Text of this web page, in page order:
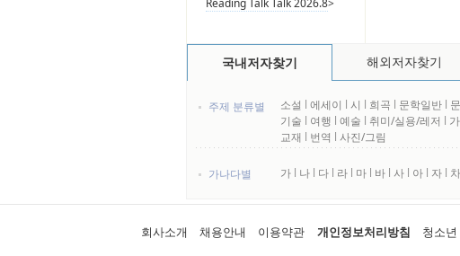
Reading Talk Talk 2026.8>
국내저자찾기 해외저자찾기
주제 분류별 소설 l 에세이 l 시 l 희곡 l 문학일반 l
기술 l 여행 l 예술 l 취미/실용/레저 l
교재 l 번역 l 사진/그림
가나다별 가 l 나 l 다 l 라 l 마 l 바 l 사 l 아 l 자 l 차
회사소개 채용안내 이용약관 개인정보처리방침 청소년